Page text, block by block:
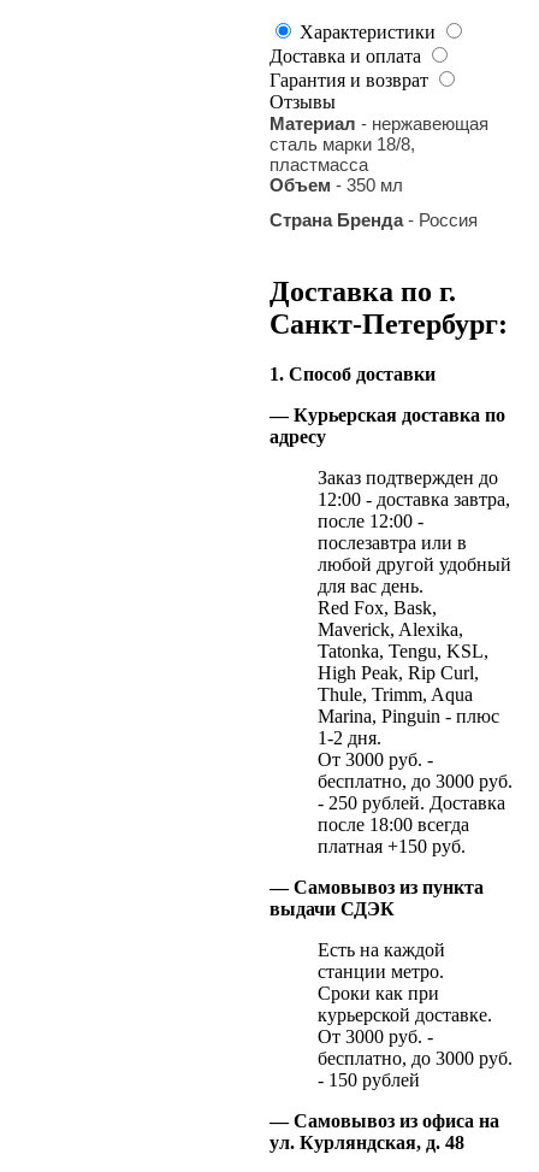
Характеристики
Доставка и оплата
Гарантия и возврат
Отзывы
Материал - нержавеющая
сталь марки 18/8,
пластмасса
Объем - 350 мл
Страна Бренда- Россия
Доставка по г.
Санкт-Петербург:
1. Способ доставки
— Курьерская доставка по
адресу
Заказ подтвержден до
12:00 - доставка завтра,
после 12:00 -
послезавтра или в
любой другой удобный
для вас день.
Red Fox, Bask,
Maverick, Alexika,
Tatonka, Tengu, KSL,
High Peak, Rip Curl,
Thule, Trimm, Aqua
Marina, Pinguin - плюс
1-2 дня.
От 3000 руб. -
бесплатно, до 3000 руб.
- 250 рублей. Доставка
после 18:00 всегда
платная +150 руб.
— Самовывоз из пункта
выдачи СДЭК
Есть на каждой
станции метро.
Сроки как при
курьерской доставке.
От 3000 руб. -
бесплатно, до 3000 руб.
- 150 рублей
— Самовывоз из офиса на
ул. Курляндская, д. 48